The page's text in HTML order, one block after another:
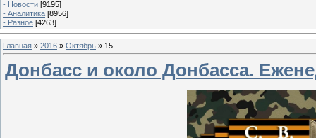
- Новости [9195]
- Аналитика [8956]
- Разное [4263]
Главная » 2016 » Октябрь » 15
Донбасс и около Донбасса.